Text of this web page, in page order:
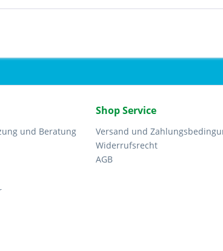
und Beratung
Shop Service
Versand und
Widerrufsrecht
AGB